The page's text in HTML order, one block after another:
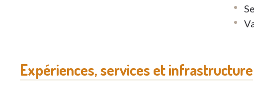
Expériences, services et infrastructure